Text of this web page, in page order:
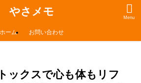
やさメモ Menu
ホーム お問い合わせ
ックスで心も体もリフ